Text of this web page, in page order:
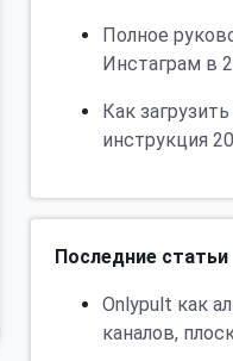
Полное
Инстаграм в
Как
инструкция
Последние статьи
Onlypult как
каналов,